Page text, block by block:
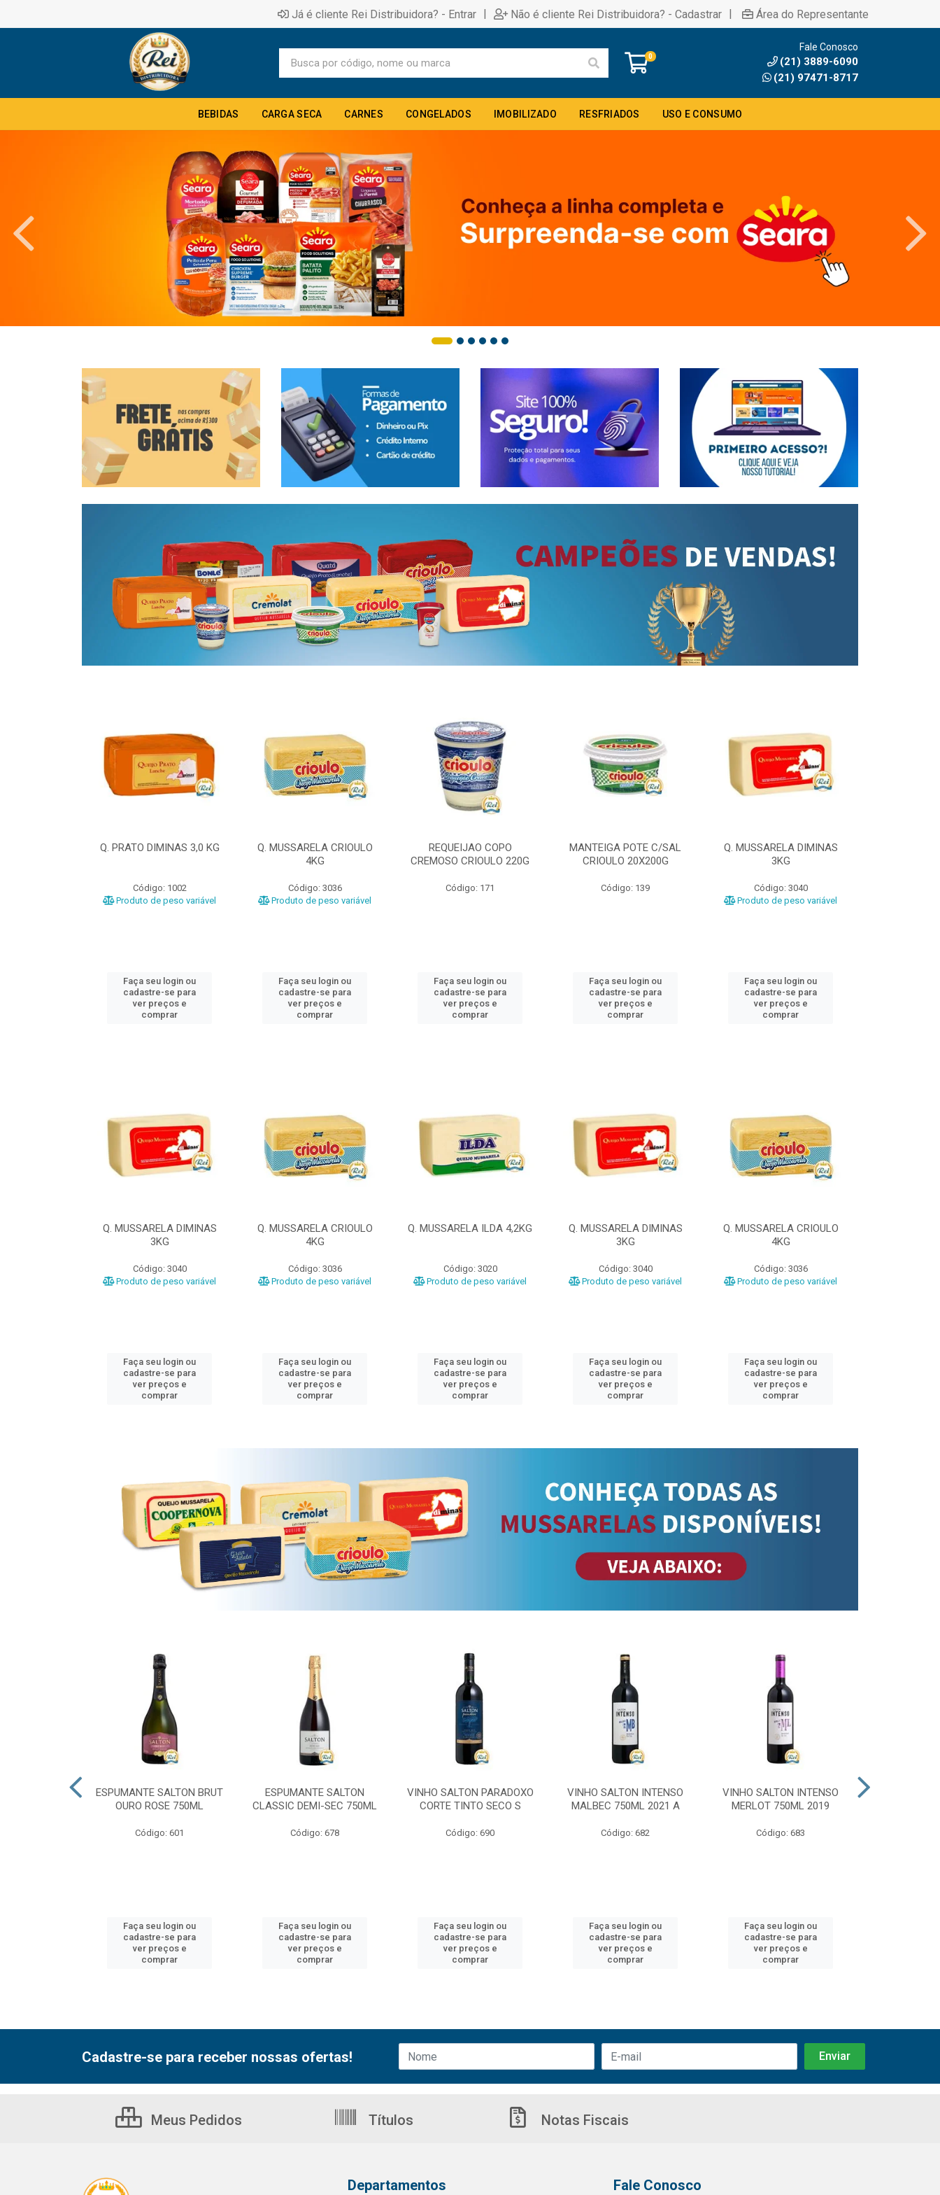
Já é cliente Rei Distribuidora? - Entrar | Não é cliente Rei Distribuidora? - Cadastrar | Área do Representante
0
Fale Conosco
(21) 3889-6090
(21) 97471-8717
BEBIDAS CARGA SECA CARNES CONGELADOS IMOBILIZADO RESFRIADOS USO E CONSUMO
Q. PRATO DIMINAS 3,0 KG
Código: 1002
Produto de peso variável
Faça seu login ou
cadastre-se para
ver preços e
comprar
Q. MUSSARELA CRIOULO
4KG
Código: 3036
Produto de peso variável
Faça seu login ou
cadastre-se para
ver preços e
comprar
REQUEIJAO COPO
CREMOSO CRIOULO 220G
Código: 171
Faça seu login ou
cadastre-se para
ver preços e
comprar
MANTEIGA POTE C/SAL
CRIOULO 20X200G
Código: 139
Faça seu login ou
cadastre-se para
ver preços e
comprar
Q. MUSSARELA DIMINAS
3KG
Código: 3040
Produto de peso variável
Faça seu login ou
cadastre-se para
ver preços e
comprar
Q. MUSSARELA DIMINAS
3KG
Código: 3040
Produto de peso variável
Faça seu login ou
cadastre-se para
ver preços e
comprar
Q. MUSSARELA CRIOULO
4KG
Código: 3036
Produto de peso variável
Faça seu login ou
cadastre-se para
ver preços e
comprar
Q. MUSSARELA ILDA 4,2KG
Código: 3020
Produto de peso variável
Faça seu login ou
cadastre-se para
ver preços e
comprar
Q. MUSSARELA DIMINAS
3KG
Código: 3040
Produto de peso variável
Faça seu login ou
cadastre-se para
ver preços e
comprar
Q. MUSSARELA CRIOULO
4KG
Código: 3036
Produto de peso variável
Faça seu login ou
cadastre-se para
ver preços e
comprar
ESPUMANTE SALTON BRUT
OURO ROSE 750ML
Código: 601
Faça seu login ou
cadastre-se para
ver preços e
comprar
ESPUMANTE SALTON
CLASSIC DEMI-SEC 750ML
Código: 678
Faça seu login ou
cadastre-se para
ver preços e
comprar
VINHO SALTON PARADOXO
CORTE TINTO SECO S
Código: 690
Faça seu login ou
cadastre-se para
ver preços e
comprar
VINHO SALTON INTENSO
MALBEC 750ML 2021 A
Código: 682
Faça seu login ou
cadastre-se para
ver preços e
comprar
VINHO SALTON INTENSO
MERLOT 750ML 2019
Código: 683
Faça seu login ou
cadastre-se para
ver preços e
comprar
Cadastre-se para receber nossas ofertas!
Meus Pedidos Títulos Notas Fiscais
Departamentos Fale Conosco